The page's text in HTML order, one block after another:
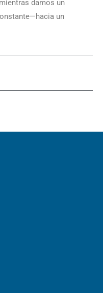
damos un
un